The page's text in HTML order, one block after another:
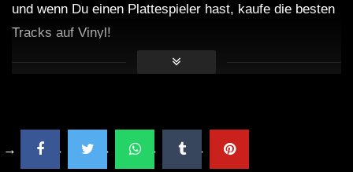
und wenn Du einen Plattespieler hast, kaufe die besten
Tracks auf Vinyl!